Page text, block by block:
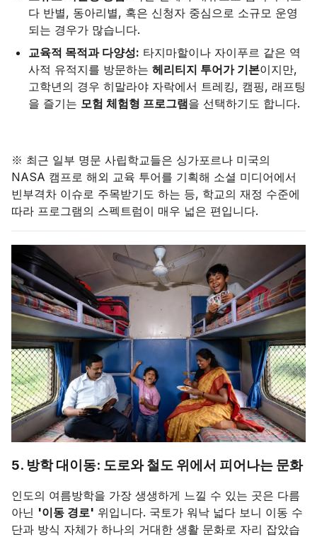
다 반별, 동아리별, 혹은 신청자 중심으로 소규모 운영
되는 경우가 많습니다.
교육적 목적과 다양성: 타지마할이나 자이푸르 같은 역
사적 유적지를 방문하는 헤리티지 투어가 기본이지만,
고학년의 경우 히말라야 자락에서 트레킹, 캠핑, 래프팅
을 즐기는 모험 체험형 프로그램을 선택하기도 합니다.
※ 최근 일부 명문 사립학교들은 싱가포르나 미국의
NASA 캠프로 해외 교육 투어를 기획해 소셜 미디어에서
빈부격차 이슈로 주목받기도 하는 등, 학교의 재정 수준에
따라 프로그램의 스펙트럼이 매우 넓은 편입니다.
5. 방학 대이동: 도로와 철도 위에서 피어나는 문화
인도의 여름방학을 가장 생생하게 느낄 수 있는 곳은 다름
아닌 '이동 경로' 위입니다. 국토가 워낙 넓다 보니 이동 수
단과 방식 자체가 하나의 거대한 생활 문화로 자리 잡았습